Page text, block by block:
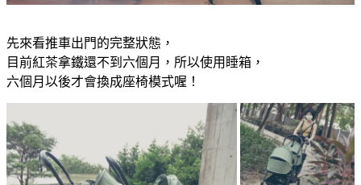
先來看推車出門的完整狀態，
目前紅茶拿鐵還不到六個月，所以使用睡箱，
六個月以後才會換成座椅模式喔！